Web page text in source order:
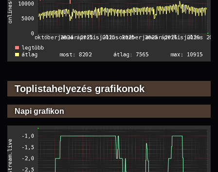
Toplistahelyezés grafikonok
Napi grafikon